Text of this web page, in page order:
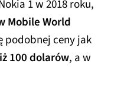
1 w 2018 roku,
Mobile World
podobnej ceny jak
100 dolarów, a w